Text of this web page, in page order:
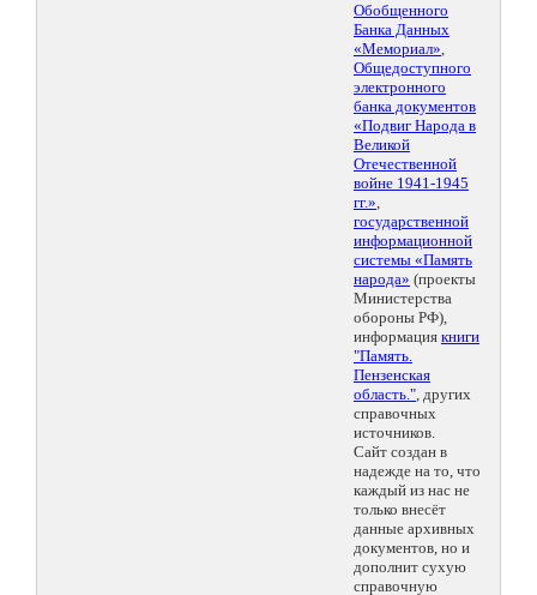
Обобщенного
Банка Данных
«Мемориал»,
Общедоступного
электронного
банка документов
«Подвиг Народа в
Великой
Отечественной
войне 1941-1945
гг.»,
государственной
информационной
системы «Память
народа» (проекты
Министерства
обороны РФ),
информация книги
"Память.
Пензенская
область.", других
справочных
источников.
Сайт создан в
надежде на то, что
каждый из нас не
только внесёт
данные архивных
документов, но и
дополнит сухую
справочную